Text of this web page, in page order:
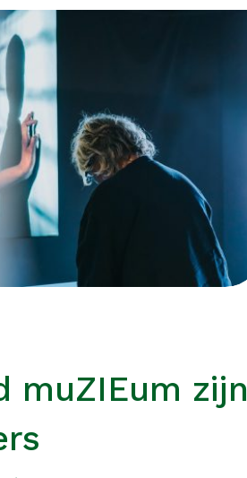
muZIEum zijn